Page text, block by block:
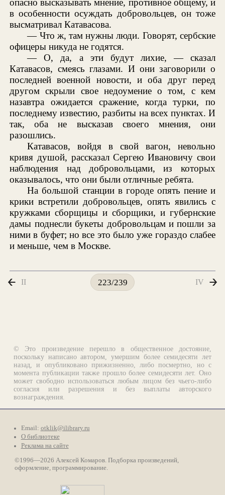
опасно высказывать мнение, противное общему, и
в особенности осуждать добровольцев, он тоже
высматривал Катавасова.
— Что ж, там нужны люди. Говорят, сербские
офицеры никуда не годятся.
— О, да, а эти будут лихие, — сказал
Катавасов, смеясь глазами. И они заговорили о
последней военной новости, и оба друг перед
другом скрыли свое недоумение о том, с кем
назавтра ожидается сражение, когда турки, по
последнему известию, разбиты на всех пунктах. И
так, оба не высказав своего мнения, они
разошлись.
Катавасов, войдя в свой вагон, невольно
кривя душой, рассказал Сергею Ивановичу свои
наблюдения над добровольцами, из которых
оказывалось, что они были отличные ребята.
На большой станции в городе опять пение и
крики встретили добровольцев, опять явились с
кружками сборщицы и сборщики, и губернские
дамы поднесли букеты добровольцам и пошли за
ними в буфет; но все это было уже гораздо слабее
и меньше, чем в Москве.
II 223/239 IV
© Это произведение перешло в общественное достояние,
поскольку написано автором, умершим более семидесяти лет
назад, и опубликовано прижизненно, либо посмертно, но с
момента публикации также прошло более семидесяти лет. Оно
может свободно использоваться любым лицом без чьего-либо
согласия или разрешения и без выплаты авторского
вознаграждения.
Email: otklik@ilibrary.ru
О библиотеке
Реклама на сайте
©1996—2026 Алексей Комаров. Подборка произведений,
оформление, программирование.